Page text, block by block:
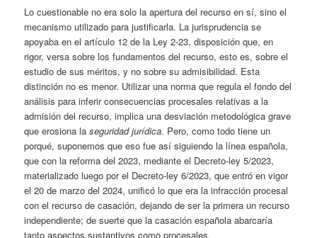
Lo cuestionable no era solo la apertura del recurso en sí, sino el
mecanismo utilizado para justificarla. La jurisprudencia se
apoyaba en el artículo 12 de la Ley 2-23, disposición que, en
rigor, versa sobre los fundamentos del recurso, esto es, sobre el
estudio de sus méritos, y no sobre su admisibilidad. Esta
distinción no es menor. Utilizar una norma que regula el fondo del
análisis para inferir consecuencias procesales relativas a la
admisión del recurso, implica una desviación metodológica grave
que erosiona laseguridad jurídica. Pero, como todo tiene un
porqué, suponemos que eso fue así siguiendo la línea española,
que con la reforma del 2023, mediante el Decreto-ley 5/2023,
materializado luego por el Decreto-ley 6/2023, que entró en vigor
el 20 de marzo del 2024, unificó lo que era la infracción procesal
con el recurso de casación, dejando de ser la primera un recurso
independiente; de suerte que la casación española abarcaría
tanto aspectos sustantivos como procesales.